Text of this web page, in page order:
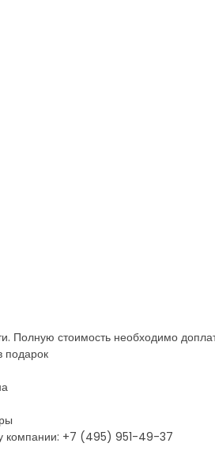
Полную стоимость необходимо
подарок
компании: +7 (495) 951-49-37